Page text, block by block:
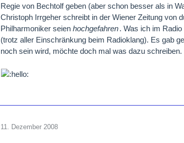
Regie von Bechtolf geben (aber schon besser als in
Christoph Irrgeher schreibt in der Wiener Zeitung von
Philharmoniker seienhochgefahren. Was ich im
(trotz aller Einschränkung beim Radioklang). Es gab
noch sein wird, möchte doch mal was dazu schreiben.
11. Dezember 2008